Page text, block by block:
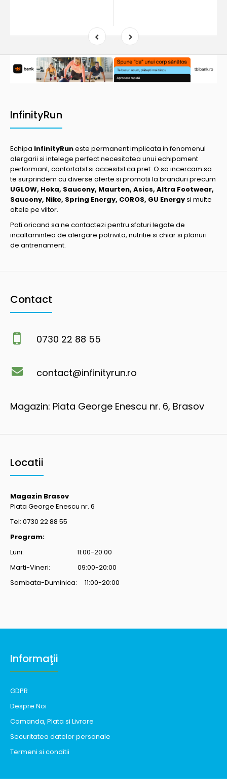
InfinityRun
Echipa InfinityRuneste permanent implicata in fenomenul
alergarii si intelege perfect necesitatea unui echipament
performant, confortabil si accesibil ca pret. O sa incercam sa
te surprindem cu diverse oferte si promotii la branduri precum
UGLOW, Hoka, Saucony, Maurten, Asics, Altra Footwear,
Saucony, Nike, Spring Energy, COROS, GU Energysi multe
altele pe viitor.
Poti oricand sa ne contactezi pentru sfaturi legate de
incaltamintea de alergare potrivita, nutritie si chiar si planuri
de antrenament.
Contact
0730 22 88 55
contact@infinityrun.ro
Magazin: Piata George Enescu nr. 6, Brasov
Locatii
Magazin Brasov
Piata George Enescu nr. 6
Tel: 0730 22 88 55
Program:
Luni: 11:00-20:00
Marti-Vineri: 09:00-20:00
Sambata-Duminica: 11:00-20:00
Informaţii
GDPR
Despre Noi
Comanda, Plata si Livrare
Securitatea datelor personale
Termeni si conditii